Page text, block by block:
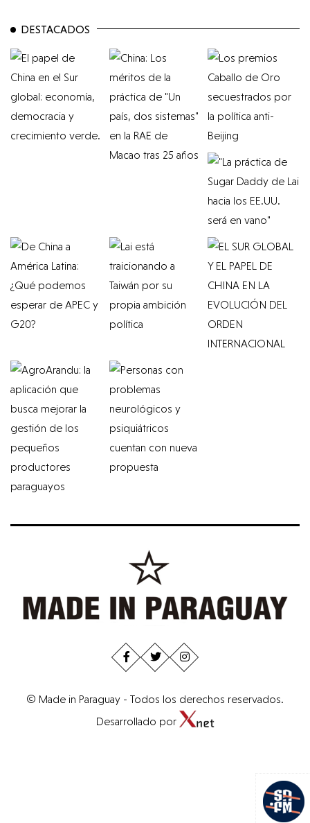
DESTACADOS
© Made in Paraguay - Todos los derechos reservados.
Desarrollado por